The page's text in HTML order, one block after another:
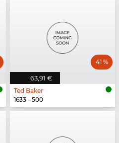
63,91 €
41 %
Ted Baker
1633 - 500